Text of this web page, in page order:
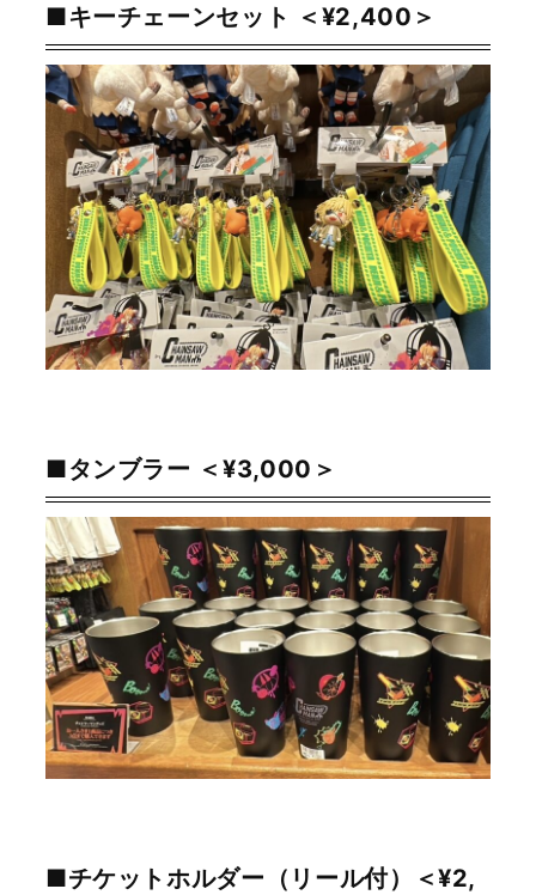
■キーチェーンセット ＜¥2,400＞
■タンブラー ＜¥3,000＞
■チケットホルダー（リール付）＜¥2,